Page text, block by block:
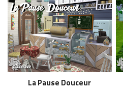
La Pause Douceur